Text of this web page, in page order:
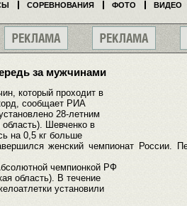
за мужчинами
который проходит в
сообщает РИА
28-летним
Шевченко в
на 0,5 кг больше
женский чемпионат России.
чемпионкой РФ
область). В течение
установили
СОРЕВНОВАНИЯ ФОТО ВИДЕО